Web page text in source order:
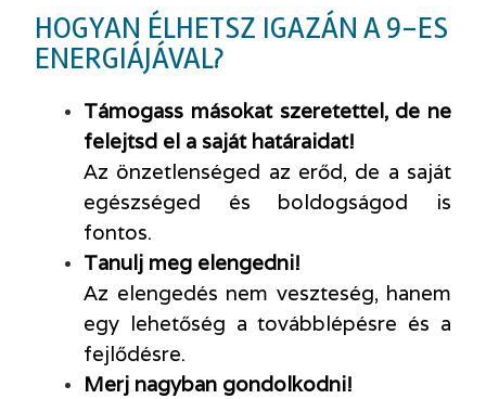
HOGYAN ÉLHETSZ IGAZÁN A 9-ES
ENERGIÁJÁVAL?
Támogass másokat szeretettel, de ne
felejtsd el a saját határaidat!
Az önzetlenséged az erőd, de a saját
egészséged és boldogságod is
fontos.
Tanulj meg elengedni!
Az elengedés nem veszteség, hanem
egy lehetőség a továbblépésre és a
fejlődésre.
Merj nagyban gondolkodni!